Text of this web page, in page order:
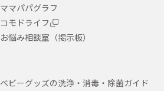
ママパパグラフ
コモドライフ
お悩み相談室（掲示板）
ベビーグッズの洗浄・消毒・除菌ガイド